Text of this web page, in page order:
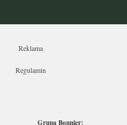
Reklama
Regulamin
Grupa Bonnier: